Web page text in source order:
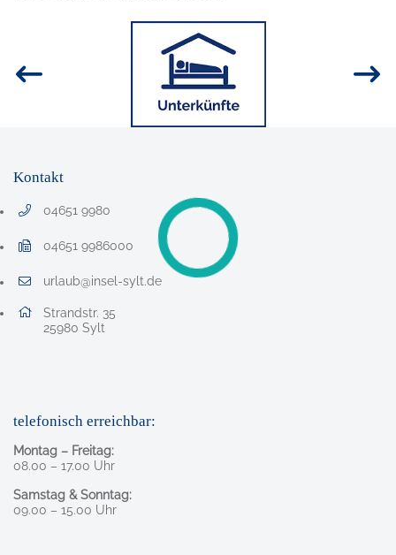
Bild
Kontakt
04651 9980
Telefonnummer: 0 4 6 5 1 9 9 8 0
04651 9986000
Faxnummer: 0 4 6 5 1 9 9 8 6 0 0 0
urlaub@insel-sylt.de
E-Mail Adresse: urlaub@insel-sylt.de
Adresse:
Strandstr. 35
25980 , 2 5 9 8 0
Sylt
telefonisch erreichbar:
Montag – Freitag:
08.00 – 17.00 Uhr
Samstag & Sonntag:
09.00 – 15.00 Uhr